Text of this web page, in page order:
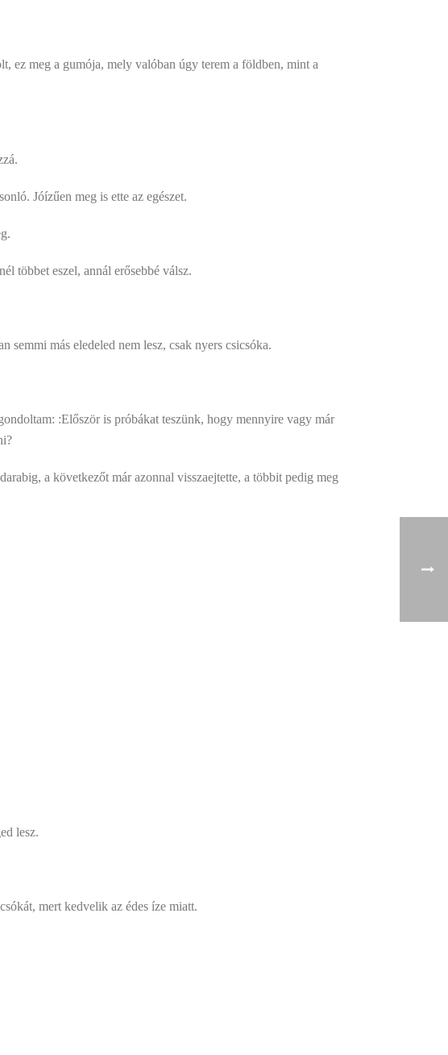
ez meg a gumója, mely valóban úgy terem a földben, mint a
Jóízűen meg is ette az egészet.
többet eszel, annál erősebbé válsz.
semmi más eledeled nem lesz, csak nyers csicsóka.
:Először is próbákat teszünk, hogy mennyire vagy már
a következőt már azonnal visszaejtette, a többit pedig meg
lesz.
mert kedvelik az édes íze miatt.